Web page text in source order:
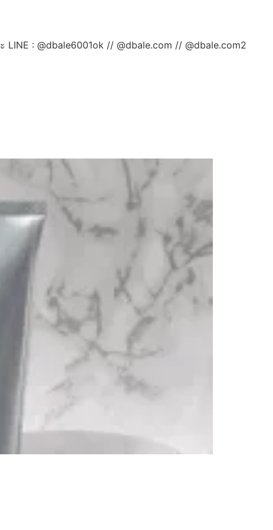
: @dbale6001ok // @dbale.com // @dbale.com2